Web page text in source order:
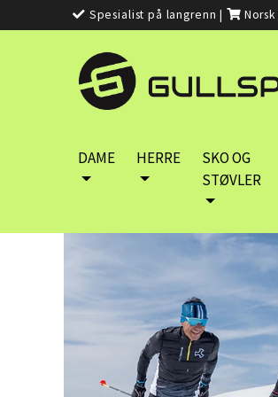
Spesialist på langrenn |
DAME HERRE
SKO OG
STØVLER